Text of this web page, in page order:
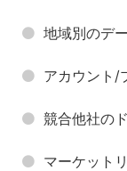
地域別のデ
アカウント/
競合他社の
マーケット